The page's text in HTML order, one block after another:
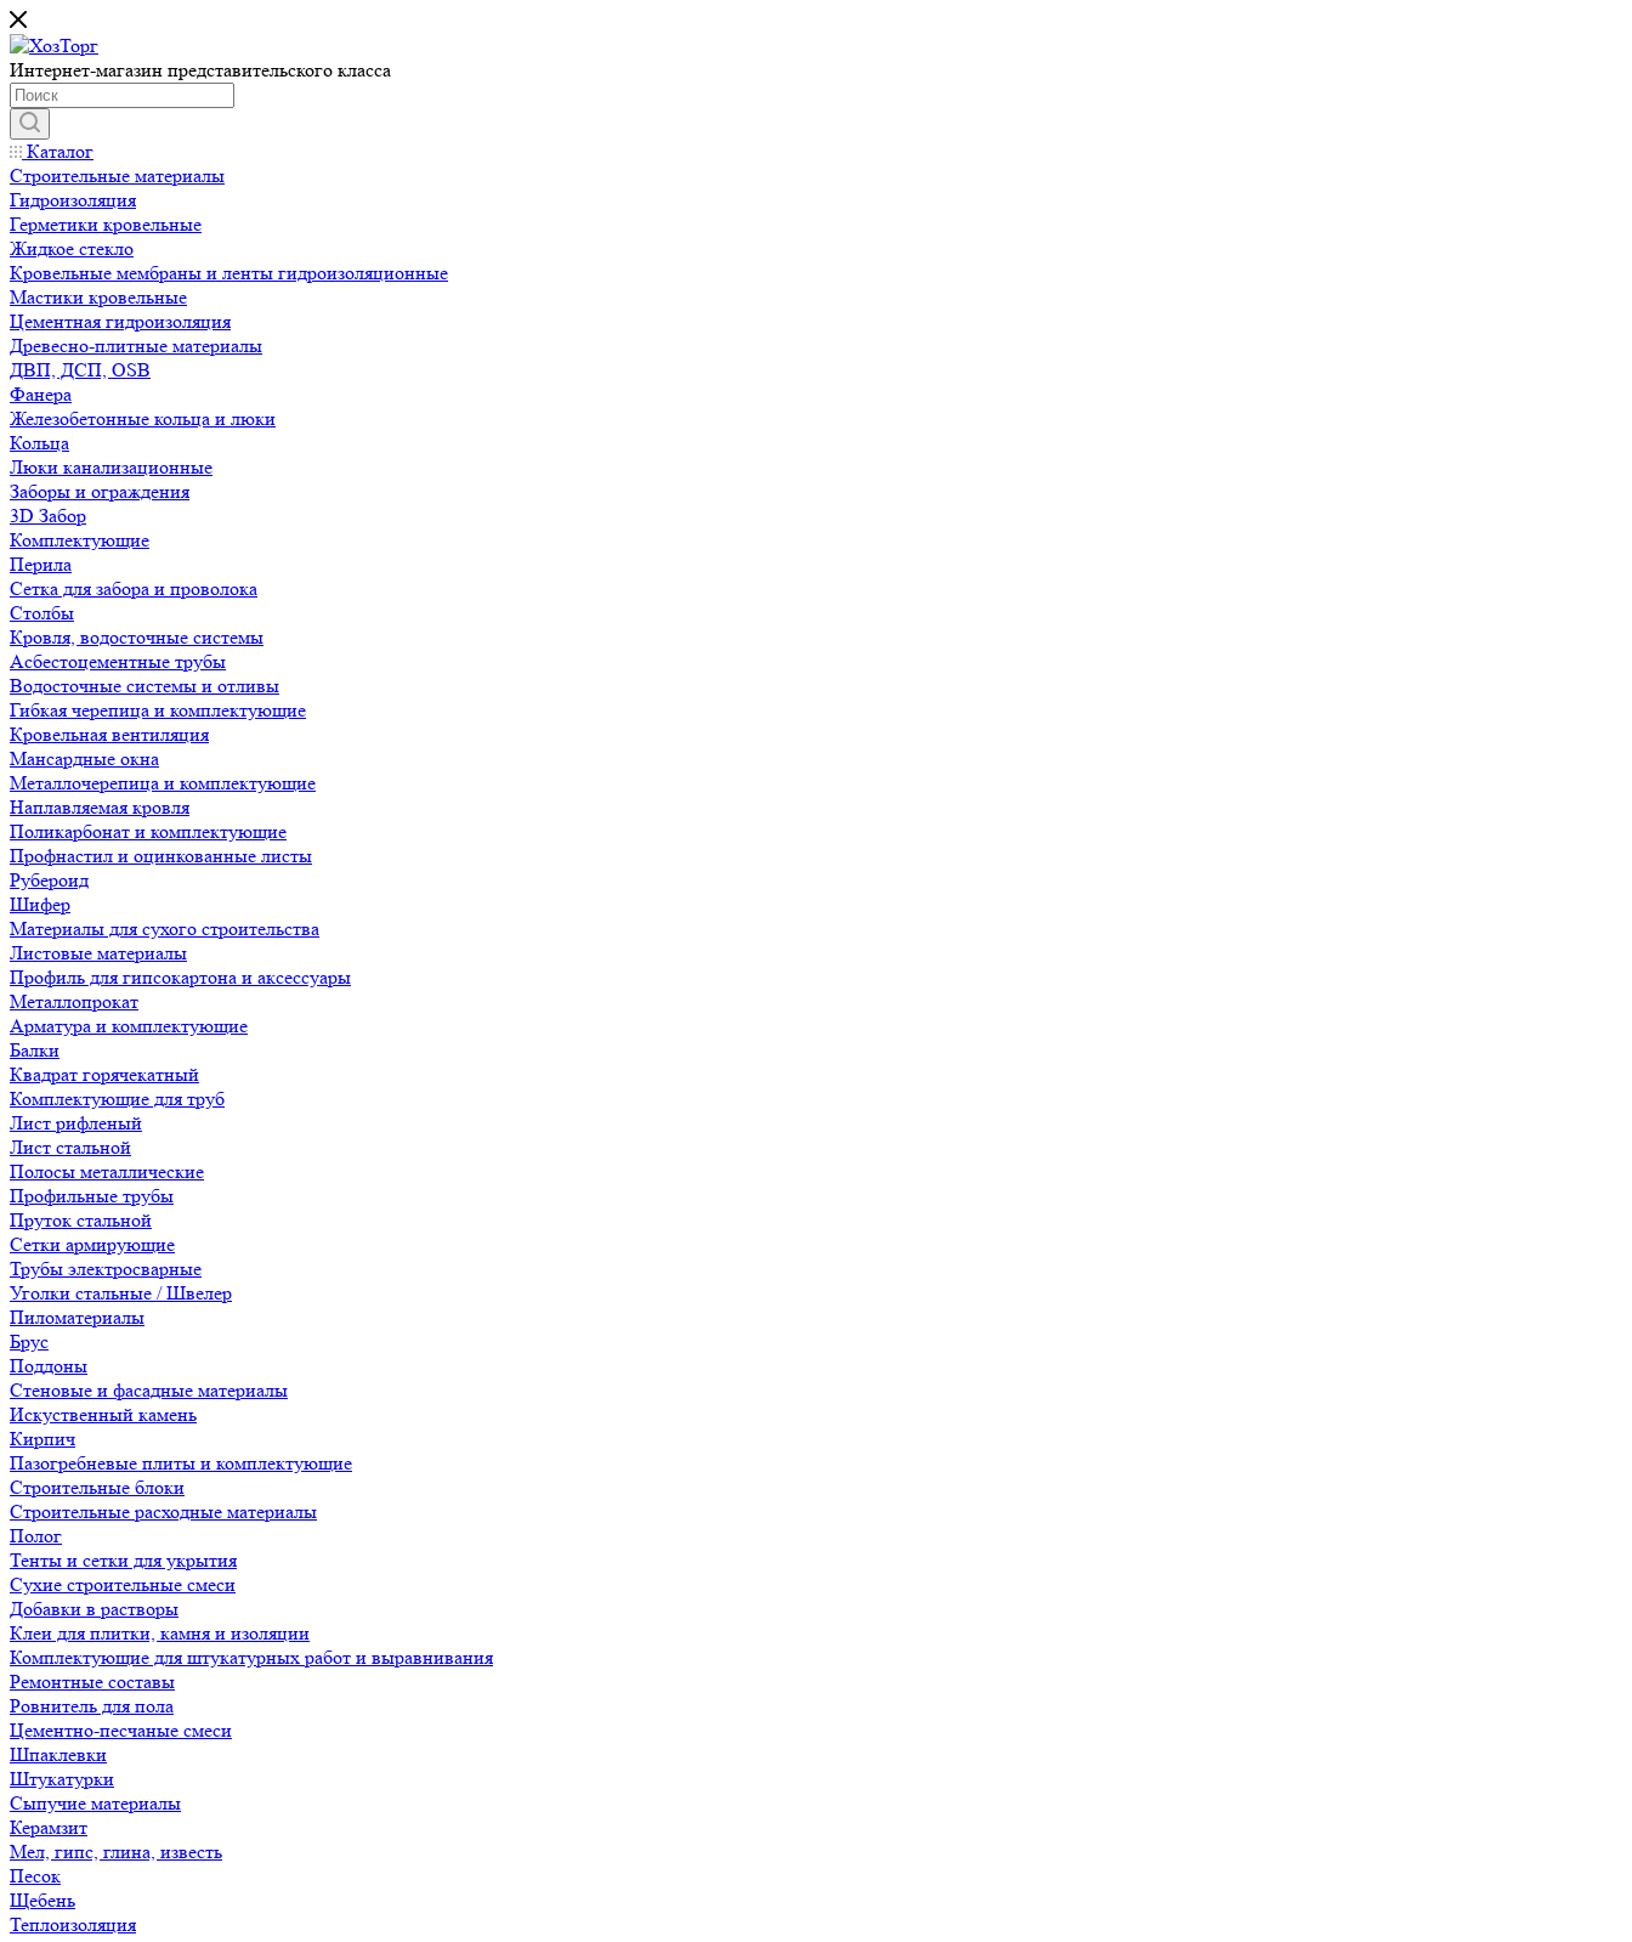
Интернет-магазин представительского класса
Каталог
Строительные материалы
Гидроизоляция
Герметики кровельные
Жидкое стекло
Кровельные мембраны и ленты гидроизоляционные
Мастики кровельные
Цементная гидроизоляция
Древесно-плитные материалы
ДВП, ДСП, OSB
Фанера
Железобетонные кольца и люки
Кольца
Люки канализационные
Заборы и ограждения
3D Забор
Комплектующие
Перила
Сетка для забора и проволока
Столбы
Кровля, водосточные системы
Асбестоцементные трубы
Водосточные системы и отливы
Гибкая черепица и комплектующие
Кровельная вентиляция
Мансардные окна
Металлочерепица и комплектующие
Наплавляемая кровля
Поликарбонат и комплектующие
Профнастил и оцинкованные листы
Рубероид
Шифер
Материалы для сухого строительства
Листовые материалы
Профиль для гипсокартона и аксессуары
Металлопрокат
Арматура и комплектующие
Балки
Квадрат горячекатный
Комплектующие для труб
Лист рифленый
Лист стальной
Полосы металлические
Профильные трубы
Пруток стальной
Сетки армирующие
Трубы электросварные
Уголки стальные / Швелер
Пиломатериалы
Брус
Поддоны
Стеновые и фасадные материалы
Искуственный камень
Кирпич
Пазогребневые плиты и комплектующие
Строительные блоки
Строительные расходные материалы
Полог
Тенты и сетки для укрытия
Сухие строительные смеси
Добавки в растворы
Клеи для плитки, камня и изоляции
Комплектующие для штукатурных работ и выравнивания
Ремонтные составы
Ровнитель для пола
Цементно-песчаные смеси
Шпаклевки
Штукатурки
Сыпучие материалы
Керамзит
Мел, гипс, глина, известь
Песок
Щебень
Теплоизоляция